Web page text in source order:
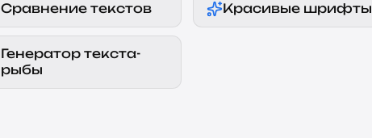
Сравнение текстов Красивые шрифты
Генератор текста-
рыбы